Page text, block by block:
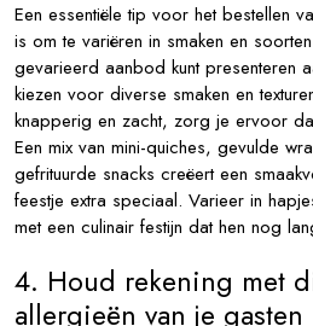
Een essentiële tip voor het bestellen
is om te variëren in smaken en
gevarieerd aanbod kunt presenteren
kiezen voor diverse smaken en
knapperig en zacht, zorg je ervoor
Een mix van mini-quiches, gevulde
gefrituurde snacks creëert een
feestje extra speciaal. Varieer in
met een culinair festijn dat hen nog
4. Houd rekening met
allergieën van je